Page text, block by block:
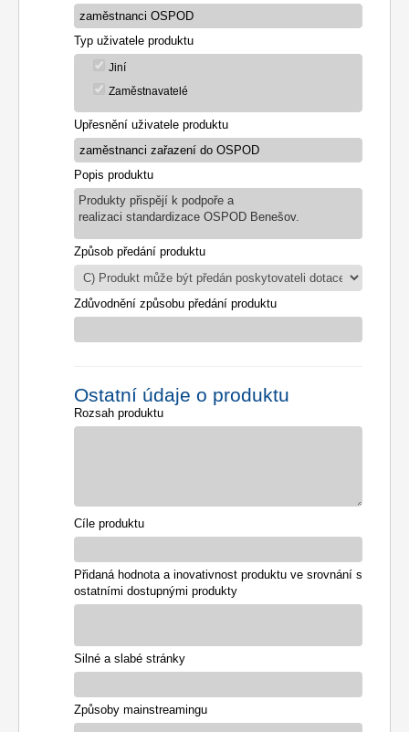
Typ uživatele produktu
Jiní
Zaměstnavatelé
Upřesnění uživatele produktu
Popis produktu
Produkty přispějí k podpoře a
realizaci standardizace OSPOD Benešov.
Způsob předání produktu
Zdůvodnění způsobu předání produktu
Ostatní údaje o produktu
Rozsah produktu
Cíle produktu
Přidaná hodnota a inovativnost produktu ve srovnání s
ostatními dostupnými produkty
Silné a slabé stránky
Způsoby mainstreamingu